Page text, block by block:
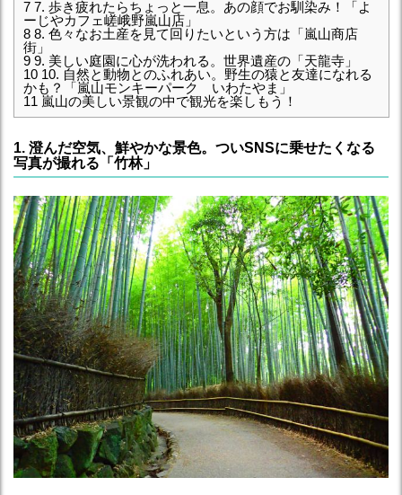
7 7. 歩き疲れたらちょっと一息。あの顔でお馴染み！「よ
ーじやカフェ嵯峨野嵐山店」
8 8. 色々なお土産を見て回りたいという方は「嵐山商店
街」
9 9. 美しい庭園に心が洗われる。世界遺産の「天龍寺」
10 10. 自然と動物とのふれあい。野生の猿と友達になれる
かも？「嵐山モンキーパーク いわたやま」
11 嵐山の美しい景観の中で観光を楽しもう！
1. 澄んだ空気、鮮やかな景色。ついSNSに乗せたくなる
写真が撮れる「竹林」